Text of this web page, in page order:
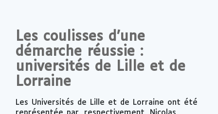
Les coulisses d’une
démarche réussie :
universités de Lille et de
Lorraine
Les Universités de Lille et de Lorraine ont été